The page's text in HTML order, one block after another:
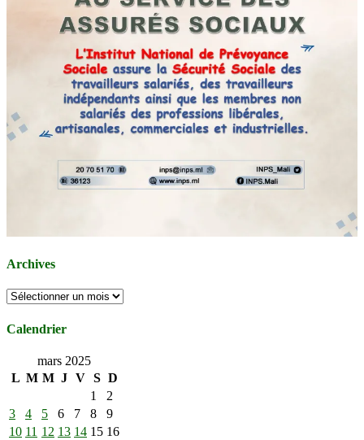
Archives
Archives
Calendrier
mars 2025
L M M J V S D
1
2
3
4 5 6 7 8
9
10 11 12 13 14 15 16